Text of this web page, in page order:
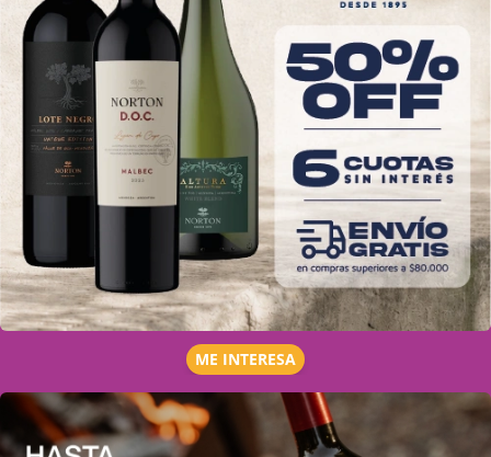
ME INTERESA